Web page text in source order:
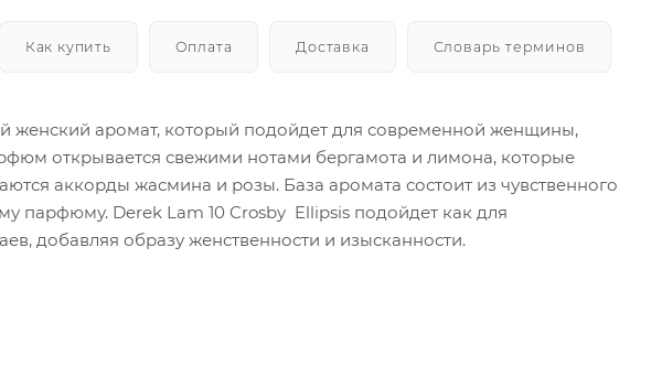
Как купить Оплата Доставка Словарь терминов
женский аромат, который подойдет для современной женщины,
открывается свежими нотами бергамота и лимона, которые
аккорды жасмина и розы. База аромата состоит из чувственного
парфюму. Derek Lam 10 Crosby Ellipsis подойдет как для
добавляя образу женственности и изысканности.